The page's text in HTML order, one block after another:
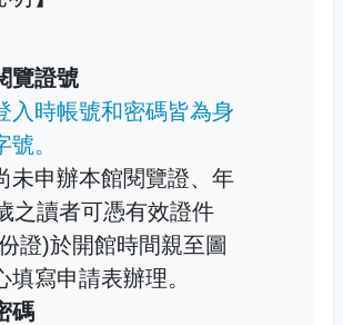
覽證號
入時帳號和密碼皆為身
號。
未申辦本館閱覽證、年
之讀者可憑有效證件
證)於開館時間親至圖
填寫申請表辦理。
碼